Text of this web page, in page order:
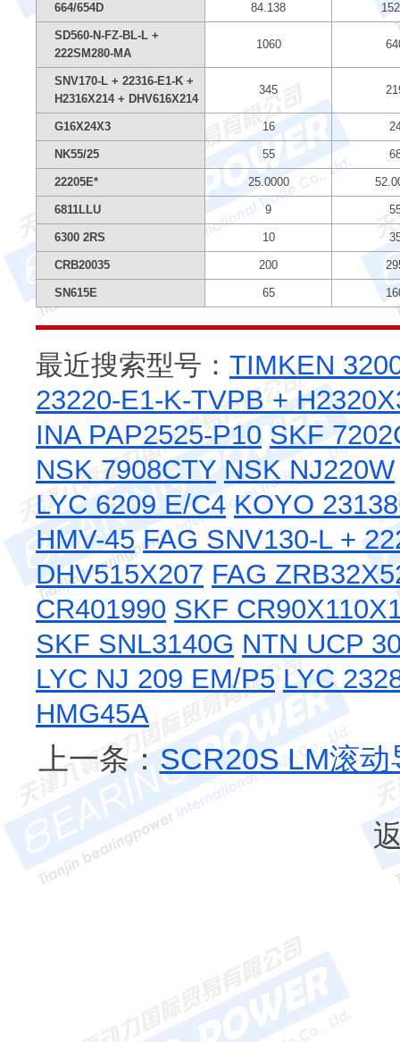
664/654D 84.138
SD560-N-FZ-BL-L +
222SM280-MA
1060
SNV170-L + 22316-E1-K +
H2316X214 + DHV616X214
345
G16X24X3 16
NK55/25 55
22205E* 25.0000
6811LLU 9
6300 2RS 10
CRB20035 200
SN615E 65
最近搜索型号： TIMKEN
23220-E1-K-TVPB +
INA PAP2525-P10 SKF
NSK 7908CTY NSK NJ220W
LYC 6209 E/C4 KOYO
HMV-45 FAG SNV130-L +
DHV515X207 FAG
CR401990 SKF
SKF SNL3140G NTN UCP
LYC NJ 209 EM/P5 LYC
HMG45A
上一条：SCR20S LM滚动